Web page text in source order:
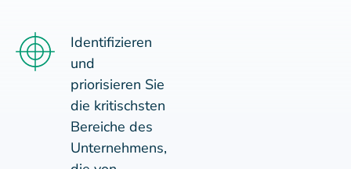
Identifizieren
und
priorisieren Sie
die kritischsten
Bereiche des
Unternehmens,